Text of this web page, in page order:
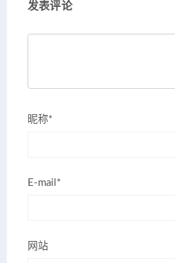
发表评论
昵称*
E-mail*
网站